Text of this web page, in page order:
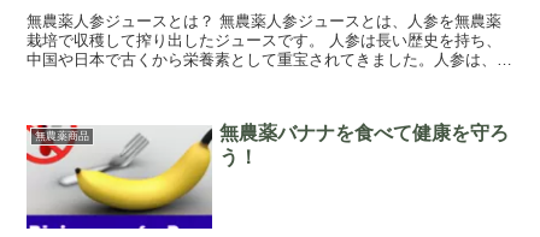
無農薬人参ジュースとは？ 無農薬人参ジュースとは、人参を無農薬
栽培で収穫して搾り出したジュースです。 人参は長い歴史を持ち、
中国や日本で古くから栄養素として重宝されてきました。人参は、そ
無農薬商品
無農薬バナナを食べて健康を守ろ
う！